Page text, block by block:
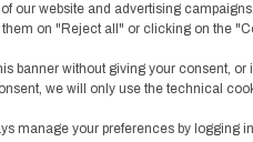
our website and advertising
them on "Reject all" or clicking on the
banner without giving your consent,
we will only use the technical
manage your preferences by logging